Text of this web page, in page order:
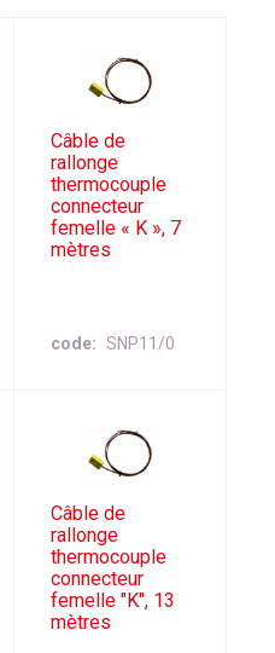
Câble de
rallonge
thermocouple
connecteur
femelle « K », 7
mètres
code SNP11/0
Câble de
rallonge
thermocouple
connecteur
femelle "K", 13
mètres